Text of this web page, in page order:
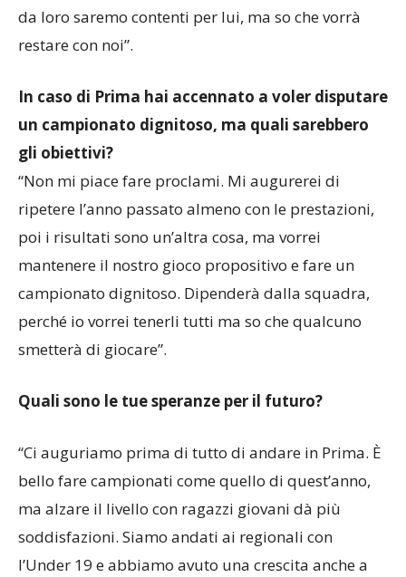
da loro saremo contenti per lui, ma so che vorrà
restare con noi”.
In caso di Prima hai accennato a voler disputare
un campionato dignitoso, ma quali sarebbero
gli obiettivi?
“Non mi piace fare proclami. Mi augurerei di
ripetere l’anno passato almeno con le prestazioni,
poi i risultati sono un’altra cosa, ma vorrei
mantenere il nostro gioco propositivo e fare un
campionato dignitoso. Dipenderà dalla squadra,
perché io vorrei tenerli tutti ma so che qualcuno
smetterà di giocare”.
Quali sono le tue speranze per il futuro?
“Ci auguriamo prima di tutto di andare in Prima. È
bello fare campionati come quello di quest’anno,
ma alzare il livello con ragazzi giovani dà più
soddisfazioni. Siamo andati ai regionali con
l’Under 19 e abbiamo avuto una crescita anche a